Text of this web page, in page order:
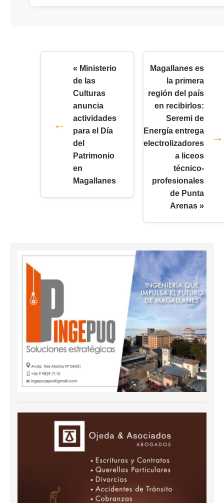
« Ministerio
de las
Culturas
anuncia
actividades
para el Día
del
Patrimonio
en
Magallanes
Magallanes es
la primera
región del país
en recibirlos:
Seremi de
Energía entrega
electrolizadores
a liceos
técnico-
profesionales
de Punta
Arenas »